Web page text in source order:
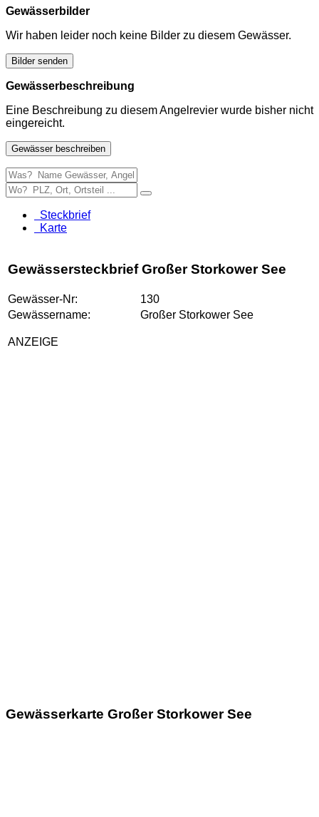
Gewässerbilder
Wir haben leider noch keine Bilder zu diesem Gewässer.
Bilder senden
Gewässerbeschreibung
Eine Beschreibung zu diesem Angelrevier wurde bisher nicht
eingereicht.
Gewässer beschreiben
Steckbrief
Karte
Gewässersteckbrief Großer Storkower See
Gewässer-Nr:
130
Gewässername:
Großer Storkower See
ANZEIGE
Gewässerkarte Großer Storkower See